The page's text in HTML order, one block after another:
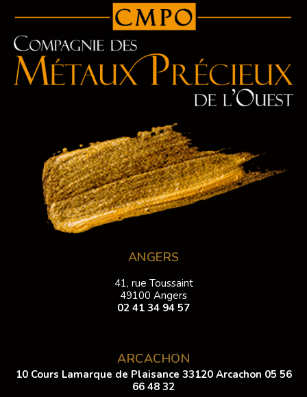
ANGERS
41, rue Toussaint
49100 Angers
02 41 34 94 57
ARCACHON
10 Cours Lamarque de Plaisance 33120 Arcachon 05 56
66 48 32